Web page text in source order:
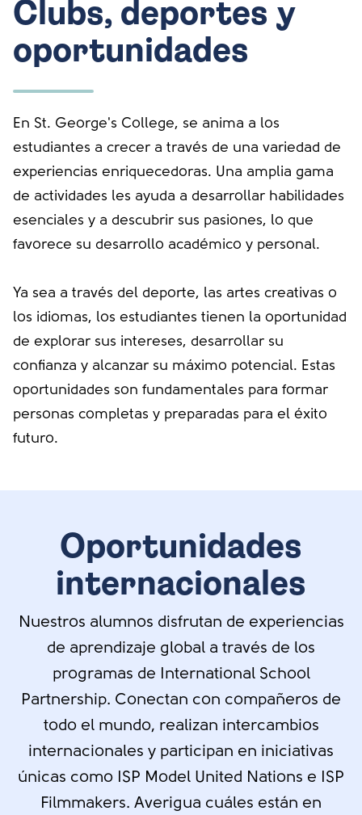
Clubs, deportes y
oportunidades
En St. George's College, se anima a los
estudiantes a crecer a través de una variedad de
experiencias enriquecedoras. Una amplia gama
de actividades les ayuda a desarrollar habilidades
esenciales y a descubrir sus pasiones, lo que
favorece su desarrollo académico y personal.
Ya sea a través del deporte, las artes creativas o
los idiomas, los estudiantes tienen la oportunidad
de explorar sus intereses, desarrollar su
confianza y alcanzar su máximo potencial. Estas
oportunidades son fundamentales para formar
personas completas y preparadas para el éxito
futuro.
Oportunidades
internacionales
Nuestros alumnos disfrutan de experiencias
de aprendizaje global a través de los
programas de International School
Partnership. Conectan con compañeros de
todo el mundo, realizan intercambios
internacionales y participan en iniciativas
únicas como ISP Model United Nations e ISP
Filmmakers. Averigua cuáles están en